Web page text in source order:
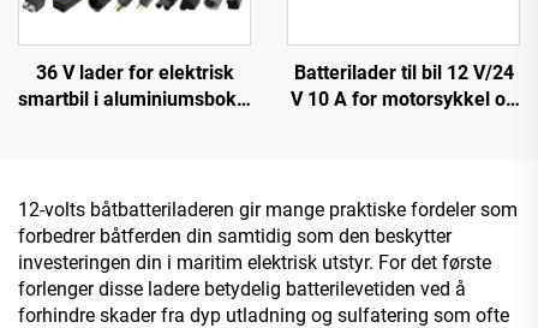
36 V lader for elektrisk
smartbil i aluminiumsboks,
Batterilader til bil 12 V/24
V 10 A for motorsykkel og
design
12-volts båtbatteriladeren gir mange praktiske fordeler som
forbedrer båtferden din samtidig som den beskytter
investeringen din i maritim elektrisk utstyr. For det første
forlenger disse ladere betydelig batterilevetiden ved å
forhindre skader fra dyp utladning og sulfatering som ofte